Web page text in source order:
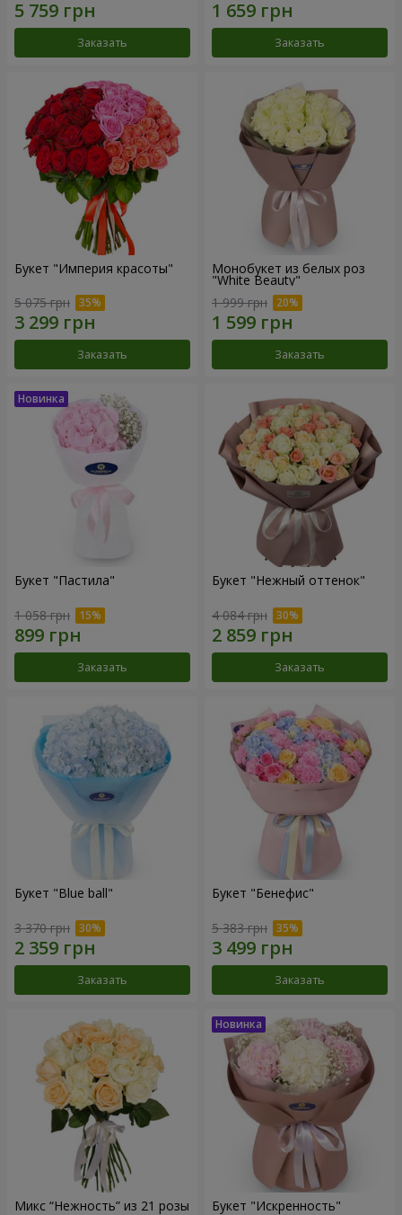
Заказать Заказать
Букет "Империя красоты"
5 075 грн
Заказать
Монобукет из белых роз
"White Beauty"
1 999 грн
Заказать
Букет "Пастила"
1 058 грн
Заказать
Букет "Нежный оттенок"
4 084 грн
Заказать
Букет "Blue ball"
3 370 грн
Заказать
Букет "Бенефис"
5 383 грн
Заказать
Микс “Нежность” из 21 розы Букет "Искренность"